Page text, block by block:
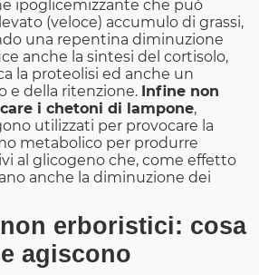
ipoglicemizzante che può
(veloce) accumulo di grassi,
una repentina diminuzione
anche la sintesi del cortisolo,
la proteolisi ed anche un
e della ritenzione. Infine non
i chetoni di lampone,
utilizzati per provocare la
metabolico per produrre
al glicogeno che, come effetto
anche la diminuzione dei
erboristici: cosa
agiscono